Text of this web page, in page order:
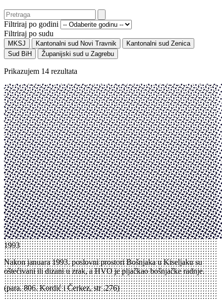
Filtriraj po godini
Filtriraj po sudu
MKSJ Kantonalni sud Novi Travnik
Kantonalni sud Zenica
Sud BiH
Županijski sud u Zagrebu
Prikazujem 14 rezultata
1993
Nakon januara 1993. poslovni prostori Bošnjaka u Kiseljaku su
oštećivani ili dizani u zrak, a HVO je pljačkao bošnjačke radnje.
(para. 806. Kordić i Čerkez, str .276)